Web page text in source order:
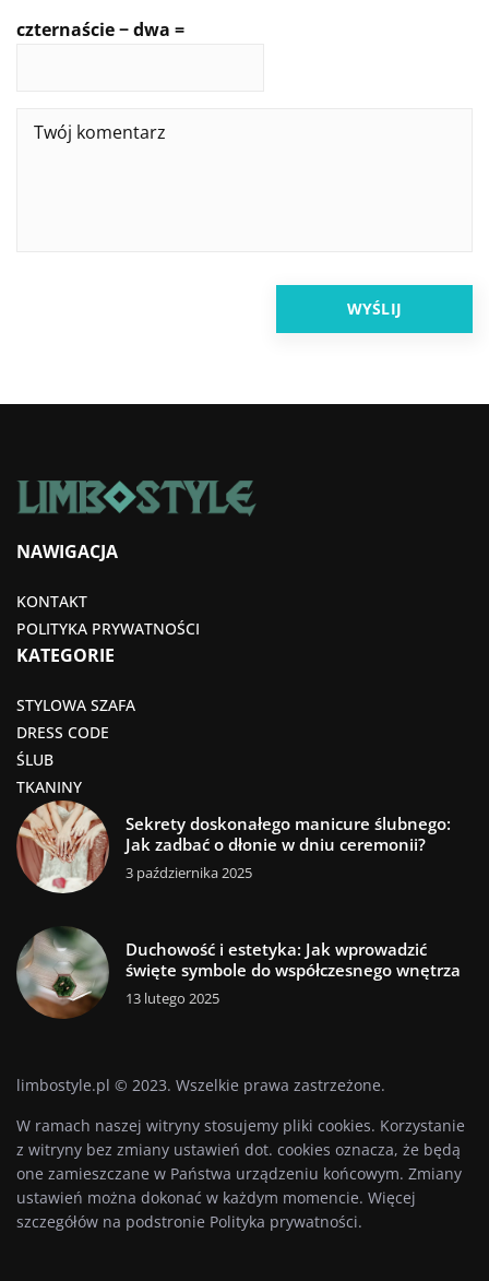
czternaście − dwa =
NAWIGACJA
KONTAKT
POLITYKA PRYWATNOŚCI
KATEGORIE
STYLOWA SZAFA
DRESS CODE
ŚLUB
TKANINY
Sekrety doskonałego manicure ślubnego:
Jak zadbać o dłonie w dniu ceremonii?
3 października 2025
Duchowość i estetyka: Jak wprowadzić
święte symbole do współczesnego wnętrza
13 lutego 2025
limbostyle.pl © 2023. Wszelkie prawa zastrzeżone.
W ramach naszej witryny stosujemy pliki cookies. Korzystanie
z witryny bez zmiany ustawień dot. cookies oznacza, że będą
one zamieszczane w Państwa urządzeniu końcowym. Zmiany
ustawień można dokonać w każdym momencie. Więcej
szczegółów na podstronie Polityka prywatności.